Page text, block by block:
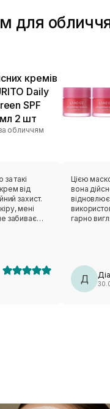
для
кремів
Daily
SPF
2 шт
обличчям
такі
від
захист.
мені
забиває
Цією
вона
гарно
Д